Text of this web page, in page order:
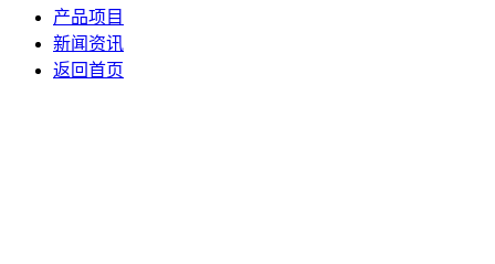
产品项目
新闻资讯
返回首页